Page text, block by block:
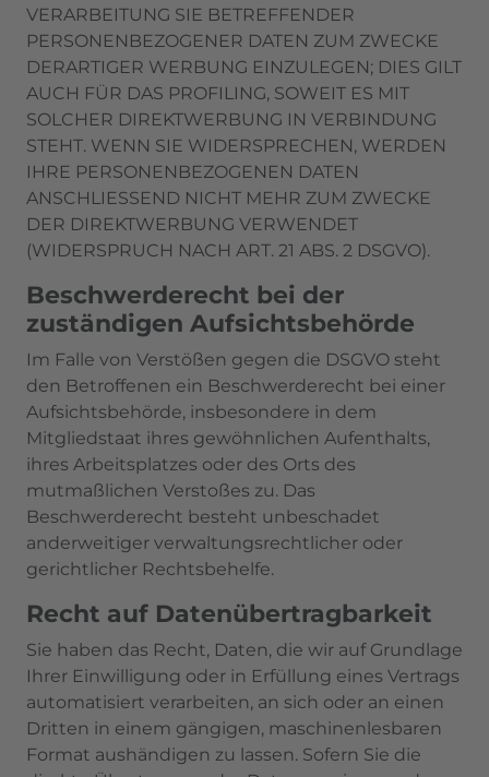
VERARBEITUNG SIE BETREFFENDER
PERSONENBEZOGENER DATEN ZUM ZWECKE
DERARTIGER WERBUNG EINZULEGEN; DIES GILT
AUCH FÜR DAS PROFILING, SOWEIT ES MIT
SOLCHER DIREKTWERBUNG IN VERBINDUNG
STEHT. WENN SIE WIDERSPRECHEN, WERDEN
IHRE PERSONENBEZOGENEN DATEN
ANSCHLIESSEND NICHT MEHR ZUM ZWECKE
DER DIREKTWERBUNG VERWENDET
(WIDERSPRUCH NACH ART. 21 ABS. 2 DSGVO).
Beschwerde­recht bei der
zuständigen Aufsichts­behörde
Im Falle von Verstößen gegen die DSGVO steht
den Betroffenen ein Beschwerderecht bei einer
Aufsichtsbehörde, insbesondere in dem
Mitgliedstaat ihres gewöhnlichen Aufenthalts,
ihres Arbeitsplatzes oder des Orts des
mutmaßlichen Verstoßes zu. Das
Beschwerderecht besteht unbeschadet
anderweitiger verwaltungsrechtlicher oder
gerichtlicher Rechtsbehelfe.
Recht auf Daten­übertrag­barkeit
Sie haben das Recht, Daten, die wir auf Grundlage
Ihrer Einwilligung oder in Erfüllung eines Vertrags
automatisiert verarbeiten, an sich oder an einen
Dritten in einem gängigen, maschinenlesbaren
Format aushändigen zu lassen. Sofern Sie die